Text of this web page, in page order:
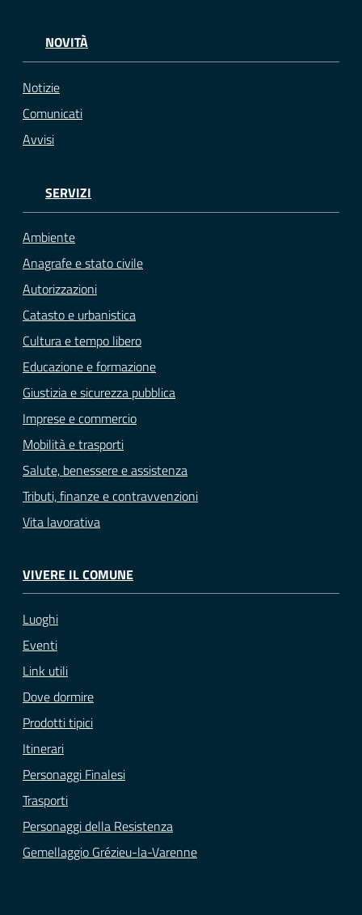
NOVITÀ
Notizie
Comunicati
Avvisi
SERVIZI
Ambiente
Anagrafe e stato civile
Autorizzazioni
Catasto e urbanistica
Cultura e tempo libero
Educazione e formazione
Giustizia e sicurezza pubblica
Imprese e commercio
Mobilità e trasporti
Salute, benessere e assistenza
Tributi, finanze e contravvenzioni
Vita lavorativa
VIVERE IL COMUNE
Luoghi
Eventi
Link utili
Dove dormire
Prodotti tipici
Itinerari
Personaggi Finalesi
Trasporti
Personaggi della Resistenza
Gemellaggio Grézieu-la-Varenne